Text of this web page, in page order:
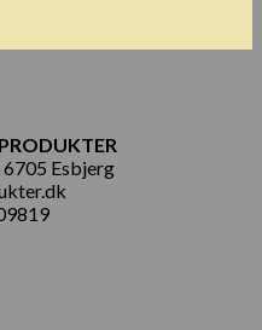
6705 Esbjerg